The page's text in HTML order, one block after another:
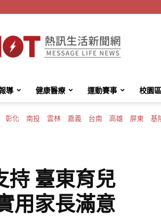
HotMessage
導 健康醫療 運動賽事 校園區
彰化 南投 雲林 嘉義 台南 高雄 屏東 基
持 臺東育兒
用家長滿意